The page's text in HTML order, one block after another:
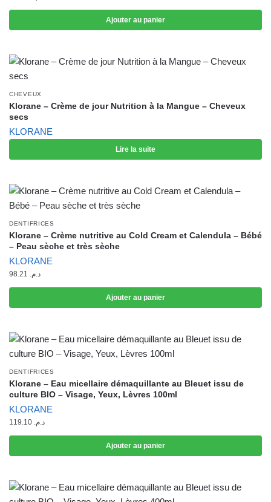
Ajouter au panier
CHEVEUX
Klorane – Crème de jour Nutrition à la Mangue – Cheveux
secs
KLORANE
Lire la suite
DENTIFRICES
Klorane – Crème nutritive au Cold Cream et Calendula – Bébé
– Peau sèche et très sèche
KLORANE
د.م.
Ajouter au panier
DENTIFRICES
Klorane – Eau micellaire démaquillante au Bleuet issu de
culture BIO – Visage, Yeux, Lèvres 100ml
KLORANE
د.م.
Ajouter au panier